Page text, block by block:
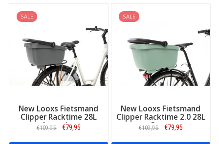
SALE
New Looxs Fietsmand
Clipper Racktime 28L
Antraciet
€109,95 €79,95
SALE
New Looxs Fietsmand
Clipper Racktime 2.0 28L
Groen
€109,95 €79,95